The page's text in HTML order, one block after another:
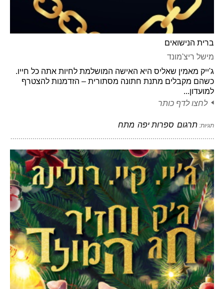
ברית הנישואים
מישל ריצ'מונד
ג'ייק מאמין שאליס היא האישה המושלמת לחיות אתה כל חייו.
כשהם מקבלים מתנת חתונה מסתורית – הזדמנות להצטרף
למועדון...
לחצו לדף כותר
תגיות: תרגום ספרות יפה מתח